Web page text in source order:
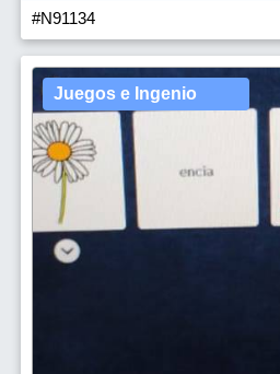
#N91134
Juegos e Ingenio